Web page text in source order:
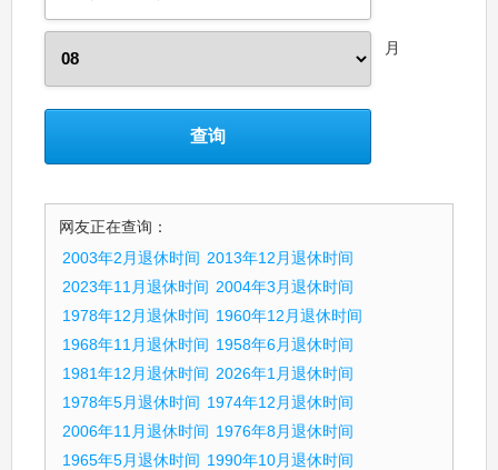
月
网友正在查询：
2003年2月退休时间 2013年12月退休时间
2023年11月退休时间 2004年3月退休时间
1978年12月退休时间 1960年12月退休时间
1968年11月退休时间 1958年6月退休时间
1981年12月退休时间 2026年1月退休时间
1978年5月退休时间 1974年12月退休时间
2006年11月退休时间 1976年8月退休时间
1965年5月退休时间 1990年10月退休时间